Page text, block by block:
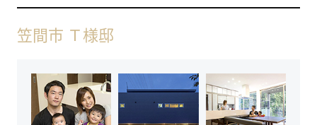
笠間市 Ｔ様邸